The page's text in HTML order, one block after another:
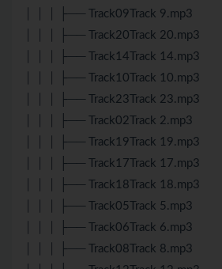
│ │ │ ├── Track09Track 9.mp3
│ │ │ ├── Track20Track 20.mp3
│ │ │ ├── Track14Track 14.mp3
│ │ │ ├── Track10Track 10.mp3
│ │ │ ├── Track23Track 23.mp3
│ │ │ ├── Track02Track 2.mp3
│ │ │ ├── Track19Track 19.mp3
│ │ │ ├── Track17Track 17.mp3
│ │ │ ├── Track18Track 18.mp3
│ │ │ ├── Track05Track 5.mp3
│ │ │ ├── Track06Track 6.mp3
│ │ │ ├── Track08Track 8.mp3